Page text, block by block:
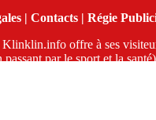
| Contacts | Régie
offre à ses
par le sport et la